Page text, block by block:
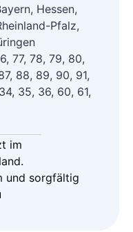
Hessen,
Pfalz,
77, 78, 79, 80,
88, 89, 90, 91,
35, 36, 60, 61,
im
und sorgfältig